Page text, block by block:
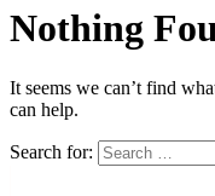
Nothing
It seems we can’t find
can help.
Search for: